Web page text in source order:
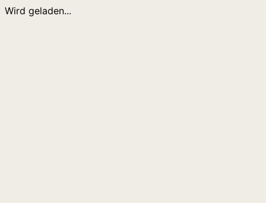
Wird geladen...